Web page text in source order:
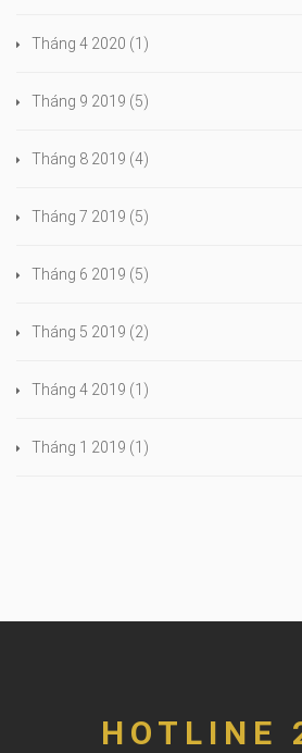
Tháng 4 2020 (1)
Tháng 9 2019 (5)
Tháng 8 2019 (4)
Tháng 7 2019 (5)
Tháng 6 2019 (5)
Tháng 5 2019 (2)
Tháng 4 2019 (1)
Tháng 1 2019 (1)
HOTLINE